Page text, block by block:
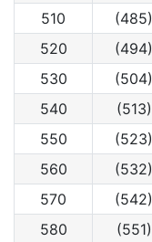
510
(485)
520
(494)
530
(504)
540
(513)
550
(523)
560
(532)
570
(542)
580
(551)